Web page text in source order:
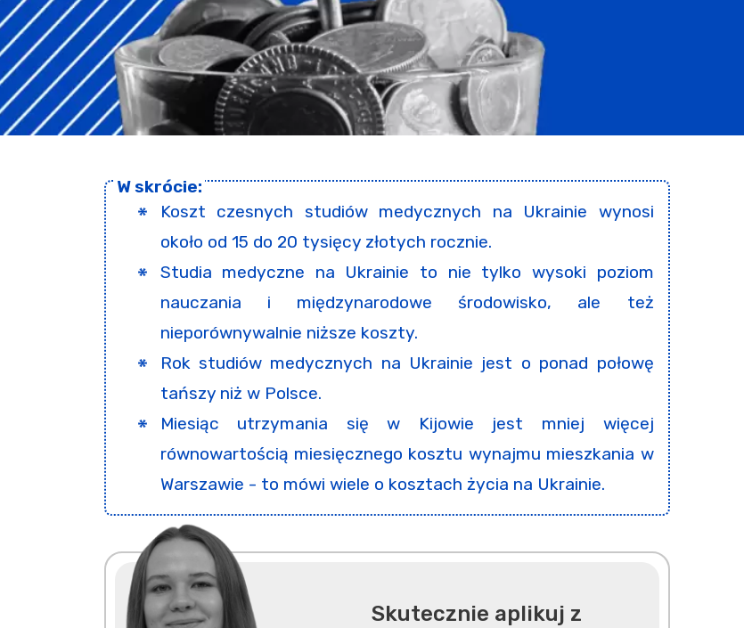
Koszt czesnych studiów medycznych na Ukrainie wynosi
około od 15 do 20 tysięcy złotych rocznie.
Studia medyczne na Ukrainie to nie tylko wysoki poziom
nauczania i międzynarodowe środowisko, ale też
nieporównywalnie niższe koszty.
Rok studiów medycznych na Ukrainie jest o ponad połowę
tańszy niż w Polsce.
Miesiąc utrzymania się w Kijowie jest mniej więcej
równowartością miesięcznego kosztu wynajmu mieszkania w
Warszawie - to mówi wiele o kosztach życia na Ukrainie.
Skutecznie aplikuj z